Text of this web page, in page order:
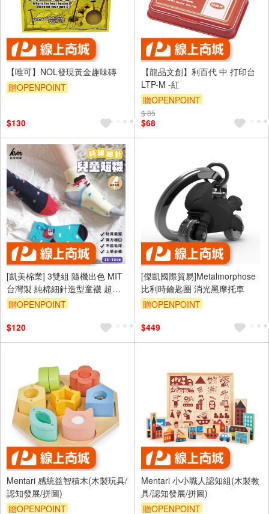
【唯可】NOL發現黃金趣味磚
贈OPENPOINT
$130
【龍品文創】利百代 中 打印台
LTP-M -紅
贈OPENPOINT
$ 85
$68
[凱美棉業] 3雙組 隨機出色 MIT
台灣製 純棉細針造型童襪 超人
款 15-18cm
贈OPENPOINT
$120
[傑凱國際貿易]Metalmorphose
比利時鑰匙圈 消光黑摩托車
贈OPENPOINT
$449
Mentari 感統益智積木(木製玩具/
認知發展/拼圖)
贈OPENPOINT
Mentari 小小職人認知組(木製教
具/認知發展/拼圖)
贈OPENPOINT